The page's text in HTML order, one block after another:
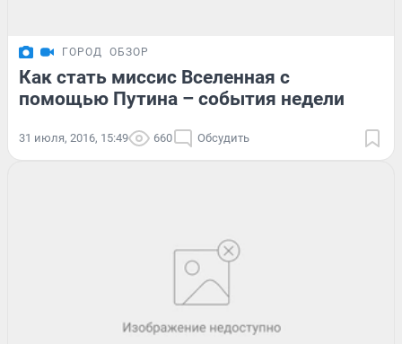
ГОРОД ОБЗОР
Как стать миссис Вселенная с
помощью Путина – события недели
31 июля, 2016, 15:49 660 Обсудить